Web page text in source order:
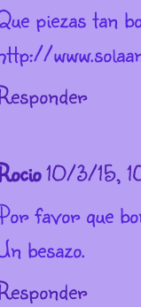
piezas tan
10/3/15,
favor que
besazo.